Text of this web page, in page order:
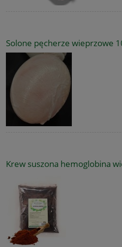
Solone pęcherze wieprzowe
Krew suszona hemoglobina